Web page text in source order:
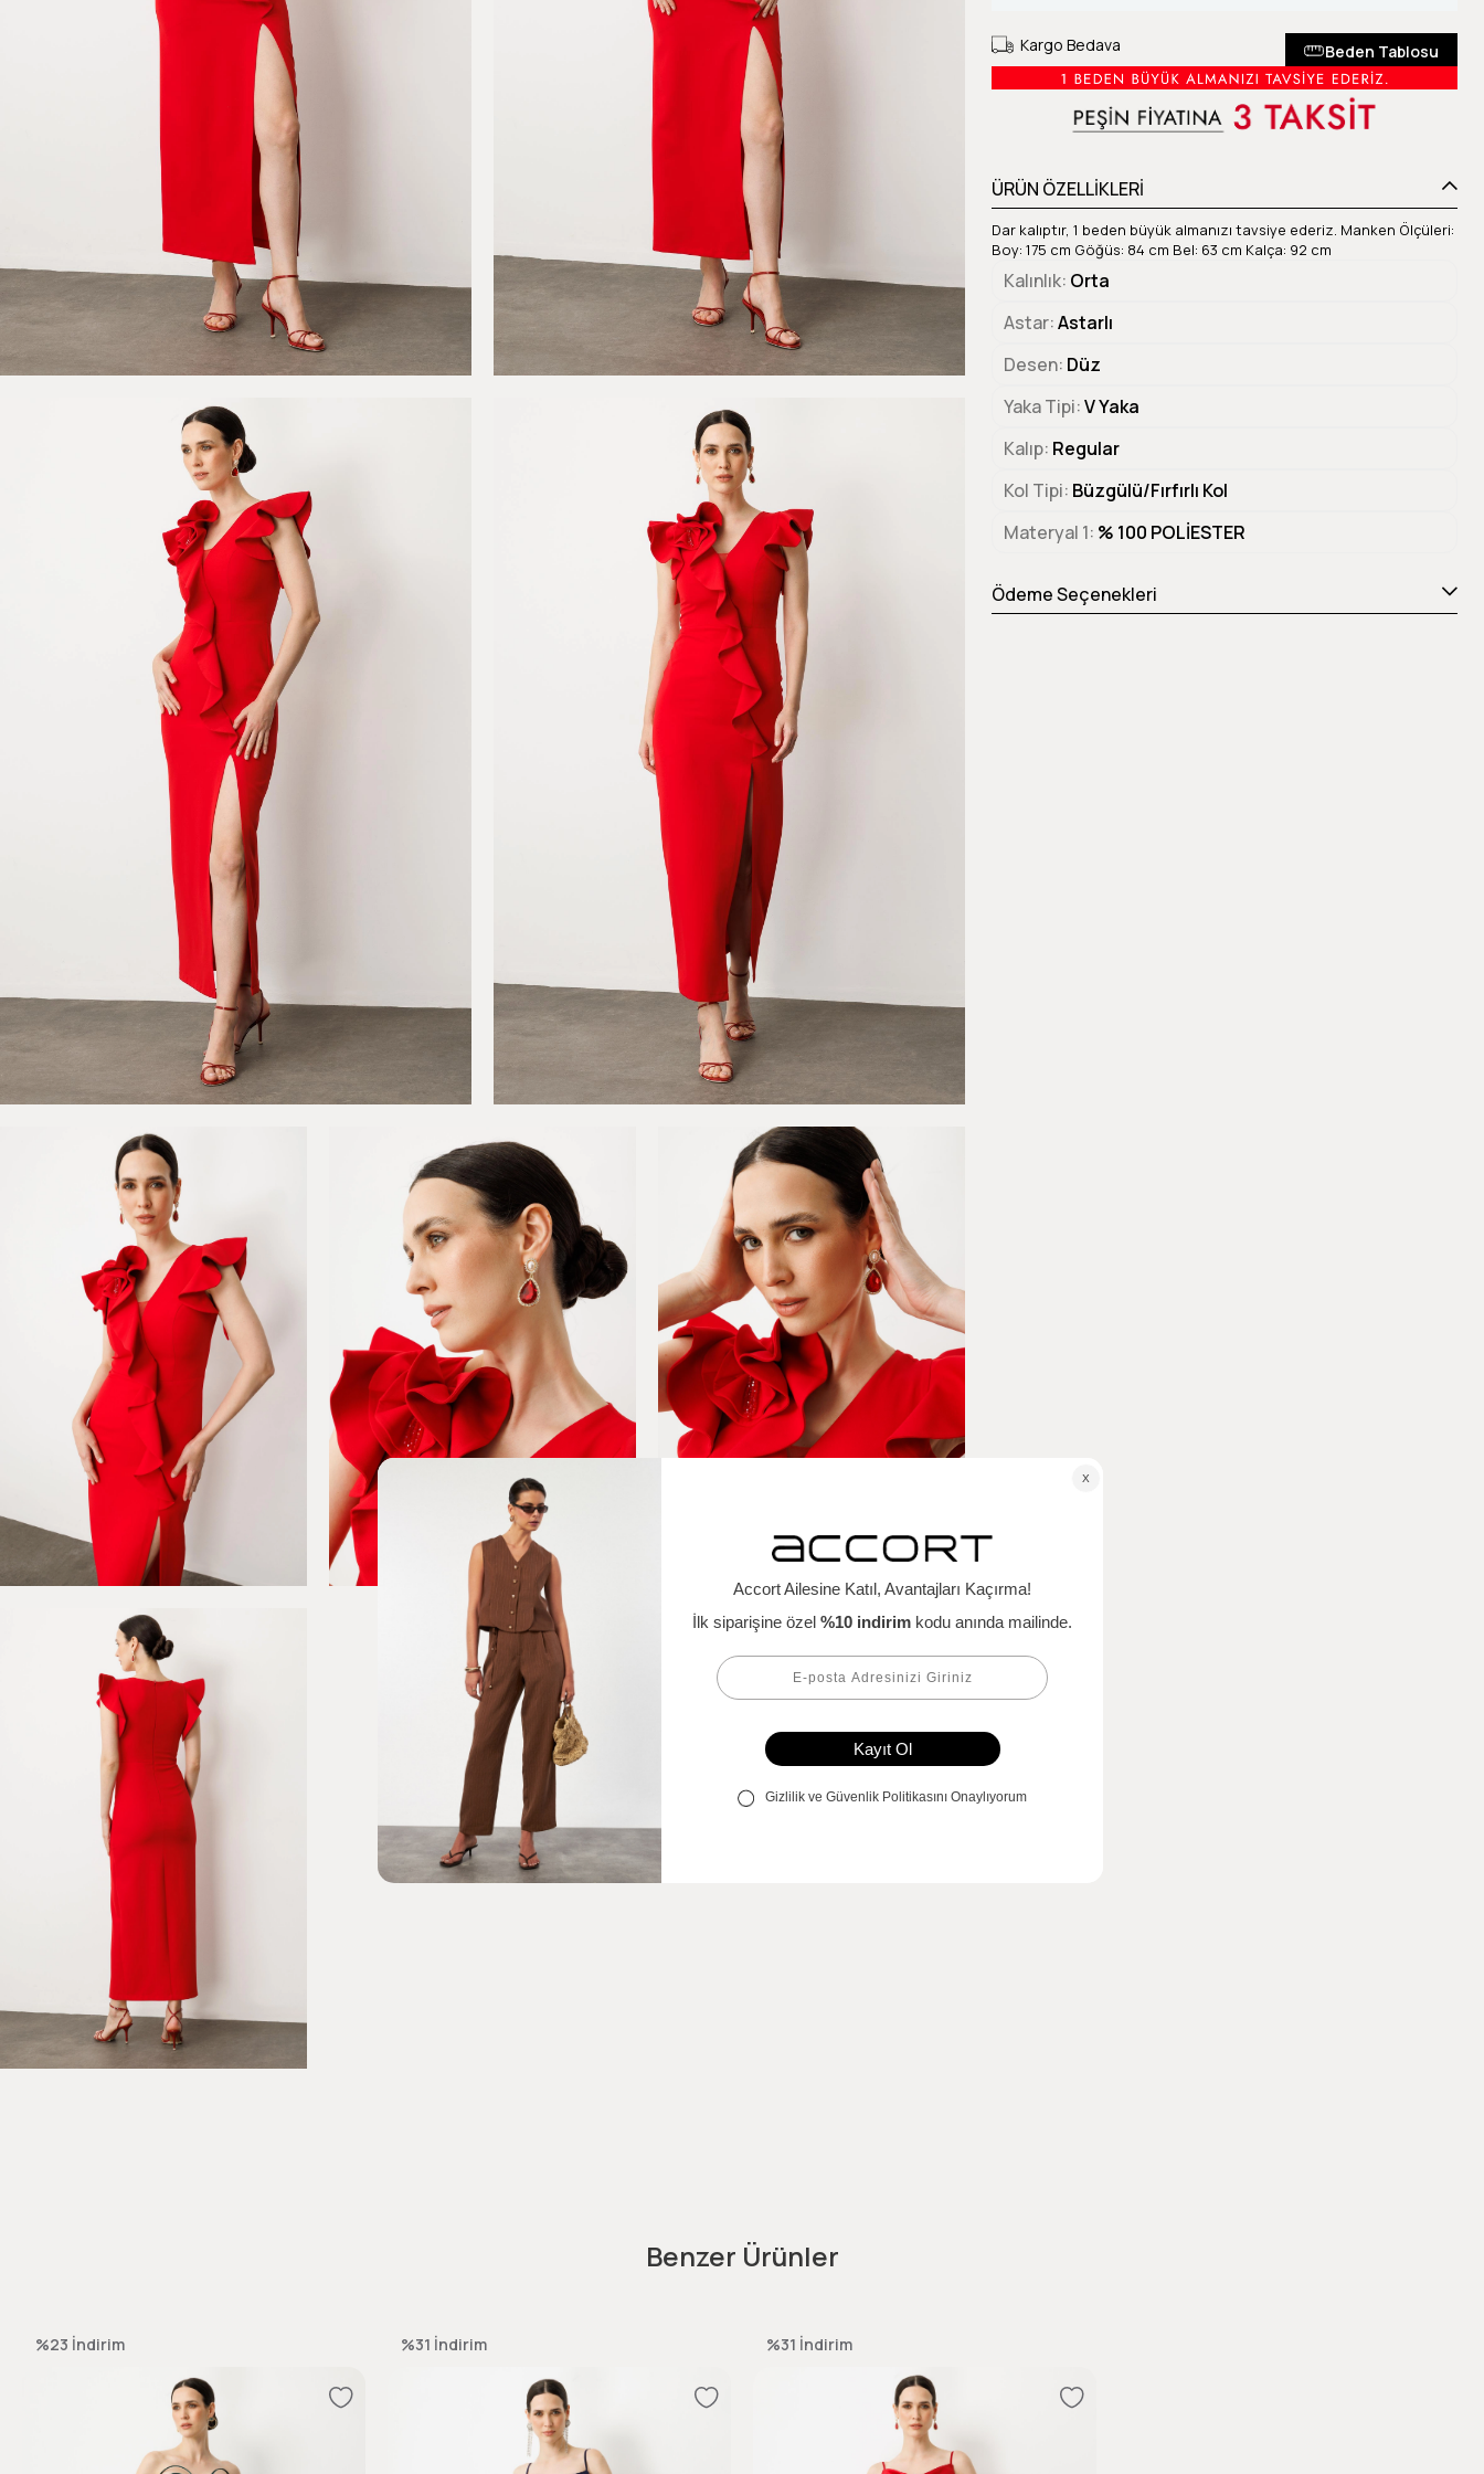
Beden Tablosu
Kargo Bedava
ÜRÜN ÖZELLİKLERİ
Dar kalıptır, 1 beden büyük almanızı tavsiye ederiz. Manken Ölçüleri:
Boy: 175 cm Göğüs: 84 cm Bel: 63 cm Kalça: 92 cm
Kalınlık Orta
Astar Astarlı
Desen Düz
Yaka Tipi V Yaka
Kalıp Regular
Kol Tipi Büzgülü/Fırfırlı Kol
Materyal 1 % 100 POLİESTER
Ödeme Seçenekleri
Benzer Ürünler
%23 İndirim %31 İndirim %31 İndirim